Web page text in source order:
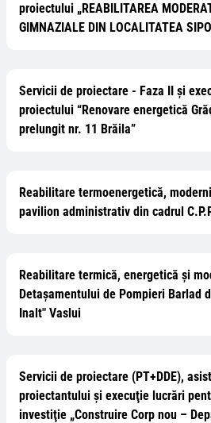
proiectului „REABILITAREA
GIMNAZIALE DIN LOCALITATEA
Servicii de proiectare - Faza II și
proiectului “Renovare energetică
prelungit nr. 11 Brăila”
Reabilitare termoenergetică,
pavilion administrativ din cadrul
Reabilitare termică, energetică și
Detașamentului de Pompieri Barlad
Inalt" Vaslui
Servicii de proiectare (PT+DDE),
proiectantului şi execuţie lucrări
investiţie „Construire Corp nou –